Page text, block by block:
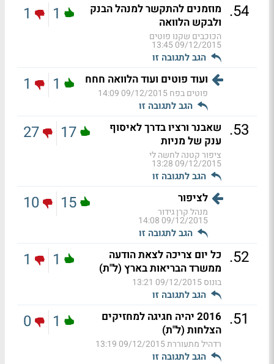
54
. מוזמנים להתקשר למנהל הבנק
ולבקש הלוואה
הכוכבים שקנו פוטים
09/12/2015 13:45
הגב לתגובה זו
1
1
ועוד פוטים ועוד הלוואה חחח
פוטים בפח09/12/2015 14:09
הגב לתגובה זו
1
1
53
. שאבנר ורציו בדרך לאיסוף
ענק של מניות
ציפור קטנה לחשה לי
09/12/2015 13:28
הגב לתגובה זו
17
27
לציפור
מנהל קרן גידור
09/12/2015 14:08
הגב לתגובה זו
15
10
52
. כל יום צריכה לצאת הודעה
ממשרד הבריאות בארץ (ל"ת)
בונוס09/12/2015 13:21
הגב לתגובה זו
1
1
51
.
2016 יהיה חגיגה למחזיקים
הצלחות (ל"ת)
רדהיל מתעוררת09/12/2015 13:19
הגב לתגובה זו
1
0